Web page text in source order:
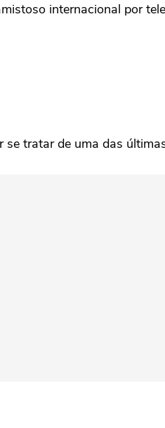
internacional por
tratar de uma das